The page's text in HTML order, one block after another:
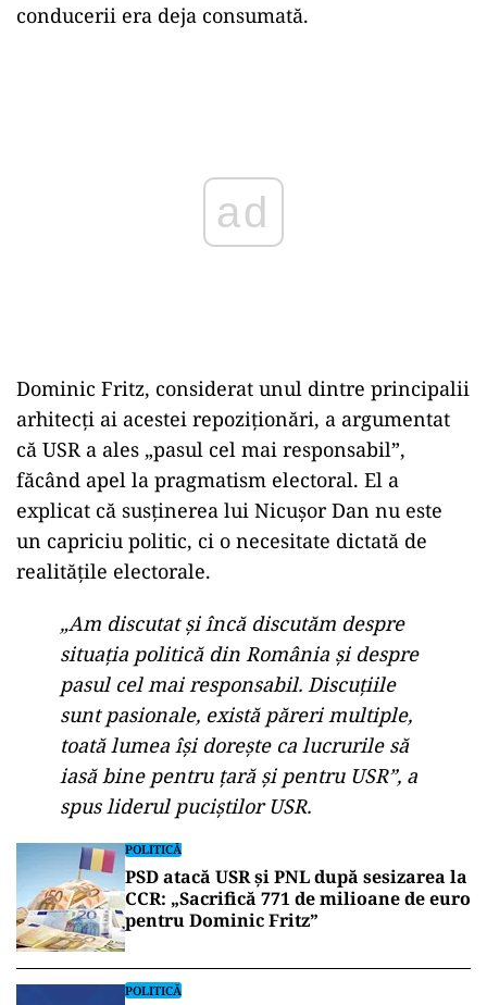
conducerii era deja consumată.
Dominic Fritz, considerat unul dintre principalii
arhitecți ai acestei repoziționări, a argumentat
că USR a ales „pasul cel mai responsabil”,
făcând apel la pragmatism electoral. El a
explicat că susținerea lui Nicușor Dan nu este
un capriciu politic, ci o necesitate dictată de
realitățile electorale.
„Am discutat și încă discutăm despre
situația politică din România și despre
pasul cel mai responsabil. Discuțiile
sunt pasionale, există păreri multiple,
toată lumea își dorește ca lucrurile să
iasă bine pentru țară și pentru USR”, a
spus liderul puciștilor USR.
POLITICĂ
PSD atacă USR și PNL după sesizarea la
CCR: „Sacrifică 771 de milioane de euro
pentru Dominic Fritz”
POLITICĂ